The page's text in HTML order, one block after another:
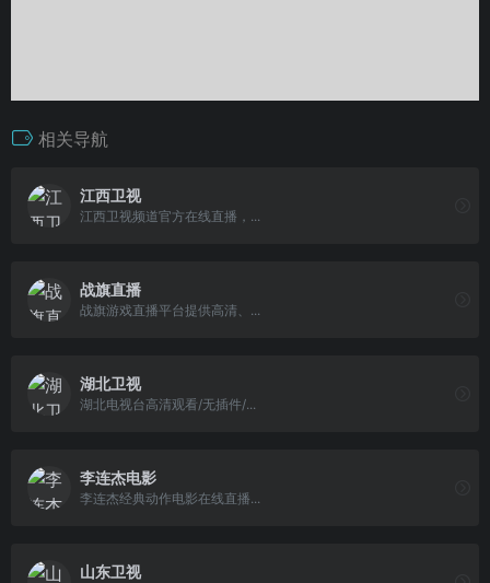
相关导航
江西卫视
江西卫视频道官方在线直播，...
战旗直播
战旗游戏直播平台提供高清、...
湖北卫视
湖北电视台高清观看/无插件/...
李连杰电影
李连杰经典动作电影在线直播...
山东卫视